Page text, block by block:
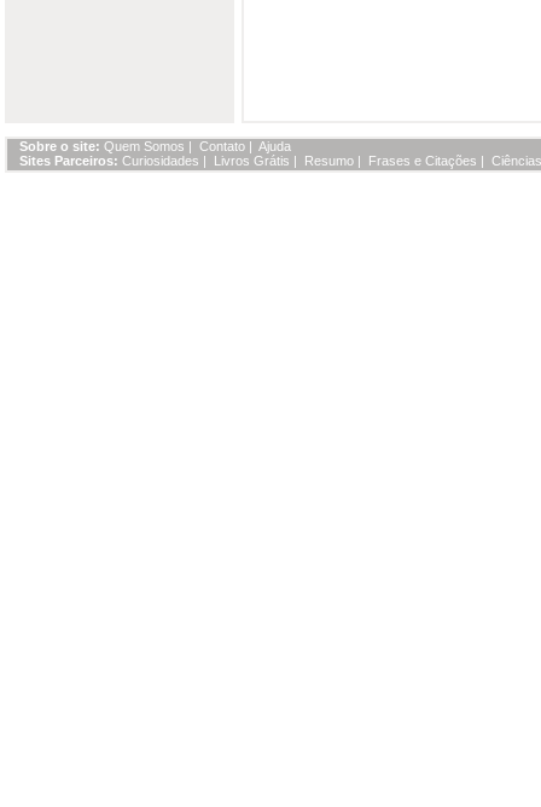
Sobre o site: Quem Somos | Contato | Ajuda
Sites Parceiros: Curiosidades | Livros Grátis | Resumo | Frases e Citações |